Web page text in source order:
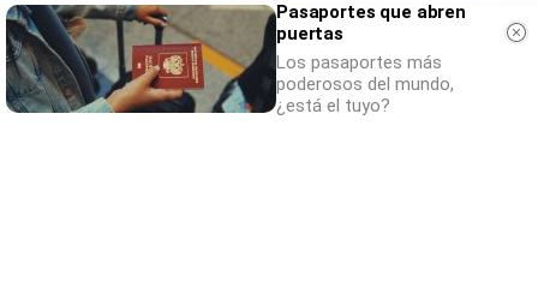
Pasaportes que abren
puertas
Los pasaportes más
poderosos del mundo,
¿está el tuyo?